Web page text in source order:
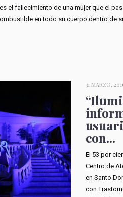
el fallecimiento de una mujer que el
en todo su cuerpo dentro de
31 MARZO,
con...
El 53 por
Centro de
en Santo
con